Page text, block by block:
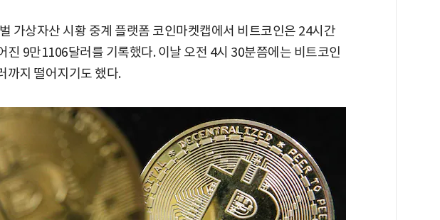
가상자산 시황 중계 플랫폼 코인마켓캡에서 비트코인은 24시간
진 9만1106달러를 기록했다. 이날 오전 4시 30분쯤에는 비트코인
까지 떨어지기도 했다.